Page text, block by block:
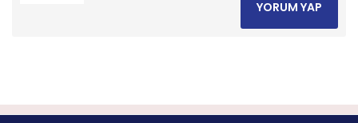
YORUM YAP